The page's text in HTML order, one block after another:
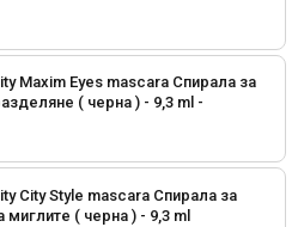
( черна ) - 9,3 ml -
обем и извиване на миглите ( черна ) - 9,3 ml